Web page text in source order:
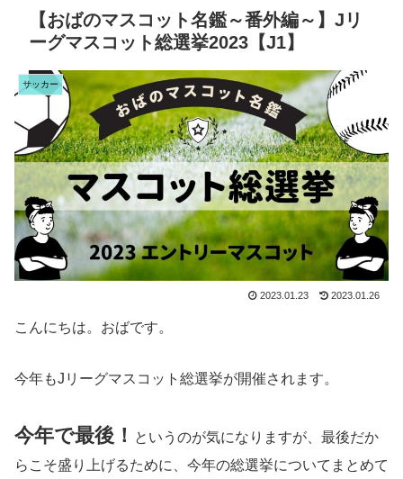
【おばのマスコット名鑑～番外編～】Jリ
ーグマスコット総選挙2023【J1】
サッカー
2023.01.23 2023.01.26
こんにちは。おばです。
今年もJリーグマスコット総選挙が開催されます。
今年で最後！
というのが気になりますが、最後だか
らこそ盛り上げるために、今年の総選挙についてまとめて